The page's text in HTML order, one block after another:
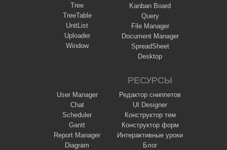
Tree
TreeTable
UnitList
Uploader
Window
Kanban Board
Query
File Manager
Document Manager
SpreadSheet
Desktop
User Manager
Chat
Scheduler
Gantt
Report Manager
Diagram
РЕСУРСЫ
Редактор сниппетов
UI Designer
Конструктор тем
Конструктор форм
Интерактивные уроки
Блог